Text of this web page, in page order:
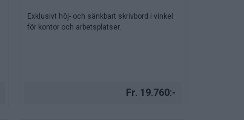
Exklusivt höj- och sänkbart skrivbord i vinkel
för kontor och arbetsplatser.
Fr. 19.760:-